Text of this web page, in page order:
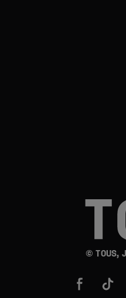
© TOUS,